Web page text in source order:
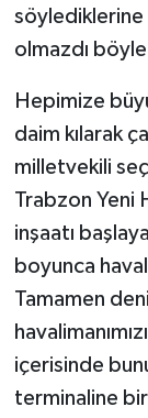
söylediklerine
olmazdı
Hepimize
daim kılarak
milletvekili
Trabzon Yeni
inşaatı
boyunca
Tamamen
içerisinde
terminaline bir